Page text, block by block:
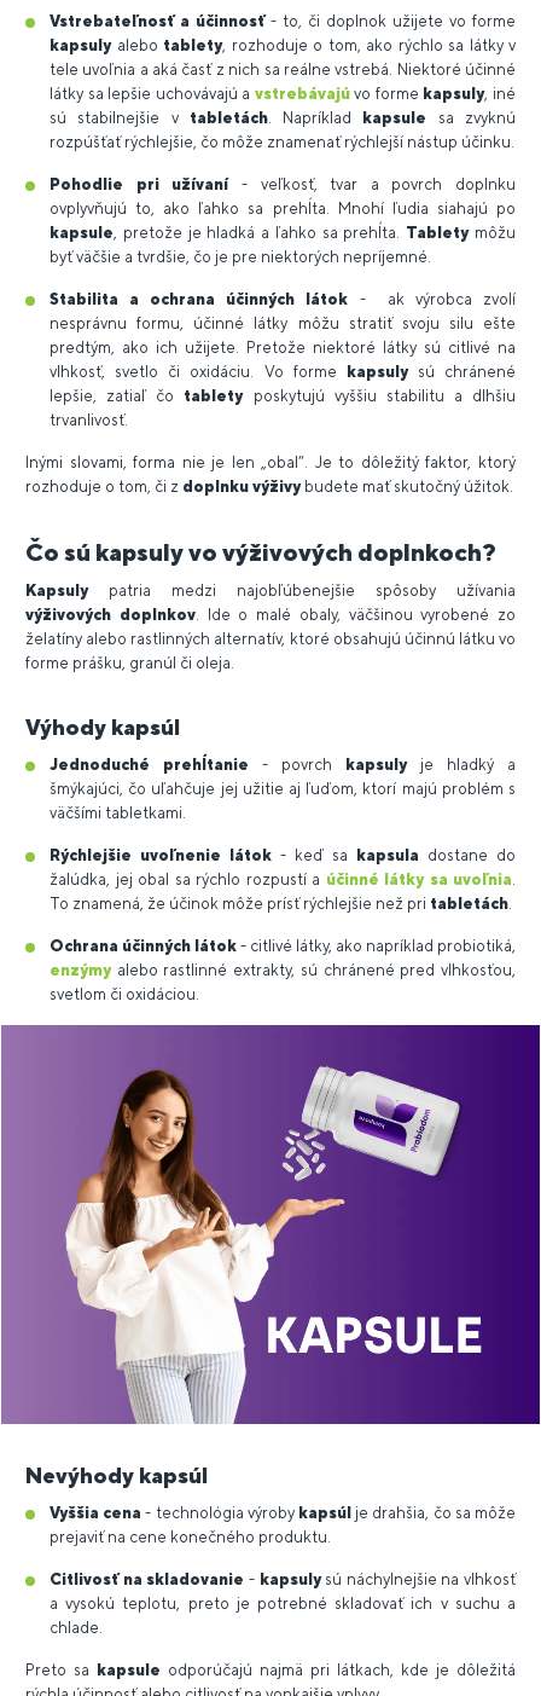
Vstrebateľnosť a účinnosť- to, či doplnok užijete vo forme
kapsulyalebo tablety, rozhoduje o tom, ako rýchlo sa látky v
tele uvoľnia a aká časť z nich sa reálne vstrebá. Niektoré účinné
látky sa lepšie uchovávajú a vstrebávajúvo forme kapsuly, iné
sú stabilnejšie v tabletách. Napríklad kapsule sa zvyknú
rozpúšťať rýchlejšie, čo môže znamenať rýchlejší nástup účinku.
Pohodlie pri užívaní- veľkosť, tvar a povrch doplnku
ovplyvňujú to, ako ľahko sa prehĺta. Mnohí ľudia siahajú po
kapsule , pretože je hladká a ľahko sa prehĺta. Tabletymôžu
byť väčšie a tvrdšie, čo je pre niektorých nepríjemné.
Stabilita a ochrana účinných látok - ak výrobca zvolí
nesprávnu formu, účinné látky môžu stratiť svoju silu ešte
predtým, ako ich užijete. Pretože niektoré látky sú citlivé na
vlhkosť, svetlo či oxidáciu. Vo forme kapsulysú chránené
lepšie, zatiaľ čo tabletyposkytujú vyššiu stabilitu a dlhšiu
trvanlivosť.
Inými slovami, forma nie je len „obal“. Je to dôležitý faktor, ktorý
rozhoduje o tom, či z doplnku výživybudete mať skutočný úžitok.
Čo sú kapsuly vo výživových doplnkoch?
Kapsulypatria medzi najobľúbenejšie spôsoby užívania
výživových doplnkov. Ide o malé obaly, väčšinou vyrobené zo
želatíny alebo rastlinných alternatív, ktoré obsahujú účinnú látku vo
forme prášku, granúl či oleja.
Výhody kapsúl
Jednoduché prehĺtanie - povrch kapsulyje hladký a
šmýkajúci, čo uľahčuje jej užitie aj ľuďom, ktorí majú problém s
väčšími tabletkami.
Rýchlejšie uvoľnenie látok - keď sa kapsula dostane do
žalúdka, jej obal sa rýchlo rozpustí a účinné látky sa uvoľnia
To znamená, že účinok môže prísť rýchlejšie než pri tabletách
Ochrana účinných látok - citlivé látky, ako napríklad probiotiká,
enzýmyalebo rastlinné extrakty, sú chránené pred vlhkosťou,
svetlom či oxidáciou.
Nevýhody kapsúl
Vyššia cena - technológia výroby kapsúl je drahšia, čo sa môže
prejaviť na cene konečného produktu.
Citlivosť na skladovanie - kapsulysú náchylnejšie na vlhkosť
a vysokú teplotu, preto je potrebné skladovať ich v suchu a
chlade.
Preto sa kapsule odporúčajú najmä pri látkach, kde je dôležitá